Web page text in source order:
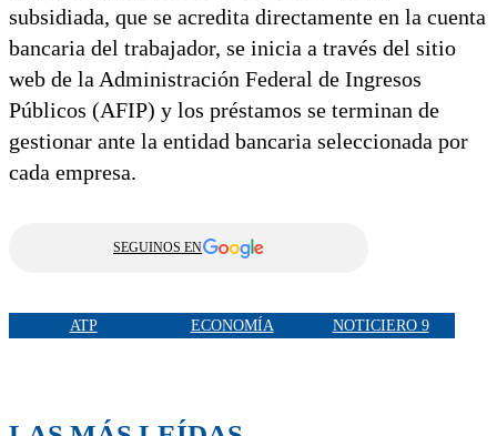
subsidiada, que se acredita directamente en la cuenta
bancaria del trabajador, se inicia a través del sitio
web de la Administración Federal de Ingresos
Públicos (AFIP) y los préstamos se terminan de
gestionar ante la entidad bancaria seleccionada por
cada empresa.
SEGUINOS EN
ATP ECONOMÍA NOTICIERO 9